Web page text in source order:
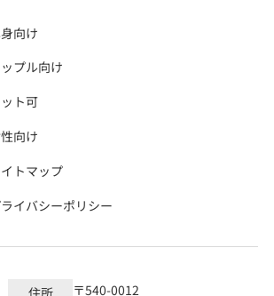
向け
プル向け
ト可
向け
トマップ
イバシーポリシー
住所
〒540-0012